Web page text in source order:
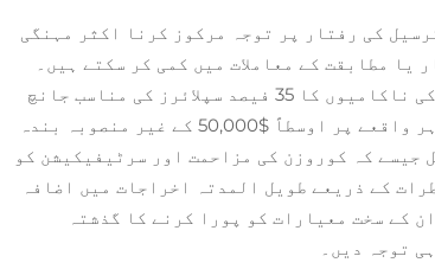
کی رفتار پر توجہ مرکوز کرنا اکثر مہنگی
یا مطابقت کے معاملات میں کمی کر سکتے ہیں۔
ایک 2023 کے صنعتی تجزیہ میں انکشاف ہوا کہ ویلوز کی ناکامیوں کا 35 فیصد سپلائرز کی مناسب جانچ
پڑتال نہ کرنے کی وجہ سے ہوتا ہے، جس کے نتیجے میں ہر واقعے پر اوسطاً $50,000 کے غیر منصوبہ بندہ
جیسے کہ کوروزن کی مزاحمت اور سرٹیفیکیشن کو
کے ذریعے طویل المدتہ اخراجات میں اضافہ
کے سخت معیارات کو پورا کرنے کا گذشتہ
توجہ دیں۔